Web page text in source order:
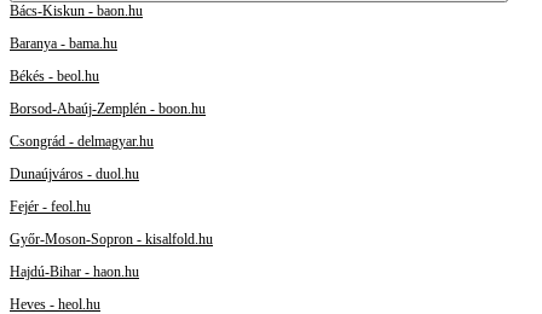
Bács-Kiskun - baon.hu
Baranya - bama.hu
Békés - beol.hu
Borsod-Abaúj-Zemplén - boon.hu
Csongrád - delmagyar.hu
Dunaújváros - duol.hu
Fejér - feol.hu
Győr-Moson-Sopron - kisalfold.hu
Hajdú-Bihar - haon.hu
Heves - heol.hu